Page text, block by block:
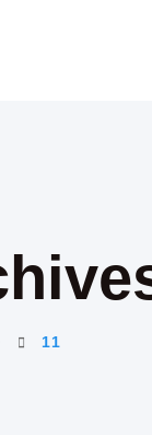
11